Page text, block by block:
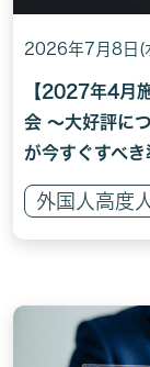
2026年7月8日(
【2027年4月
会 〜大好評に
が今すぐすべ
外国人高度